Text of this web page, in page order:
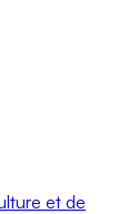
et de